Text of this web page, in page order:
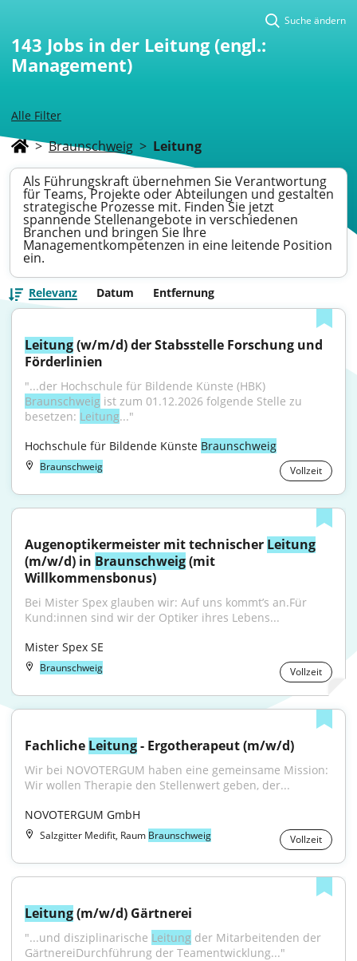
Alle Filter
Suche ändern
143 Jobs in der Leitung (engl.:
Management)
> Braunschweig > Leitung
Als Führungskraft übernehmen Sie Verantwortung
für Teams, Projekte oder Abteilungen und gestalten
strategische Prozesse mit. Finden Sie jetzt
spannende Stellenangebote in verschiedenen
Branchen und bringen Sie Ihre
Managementkompetenzen in eine leitende Position
ein.
Relevanz Datum Entfernung
Leitung (w/m/d) der Stabsstelle Forschung und
Förderlinien
Braunschweig ist zum 01.12.2026 folgende Stelle zu
besetzen: Leitung..."
Hochschule für Bildende Künste Braunschweig
Braunschweig Vollzeit
Augenoptikermeister mit technischer Leitung
(m/w/d) in Braunschweig (mit
Willkommensbonus)
Bei Mister Spex glauben wir: Auf uns kommt’s an.Für
Kund:innen sind wir der Optiker ihres Lebens...
Mister Spex SE
Braunschweig Vollzeit
Fachliche Leitung - Ergotherapeut (m/w/d)
Wir bei NOVOTERGUM haben eine gemeinsame Mission:
Wir wollen Therapie den Stellenwert geben, der...
NOVOTERGUM GmbH
Salzgitter Medifit, Raum Braunschweig Vollzeit
Leitung (m/w/d) Gärtnerei
"...und disziplinarische Leitung der Mitarbeitenden der
GärtnereiDurchführung der Teamentwicklung..."